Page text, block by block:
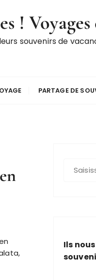
!
souvenirs de
PARTAGE DE
h
e
Ils